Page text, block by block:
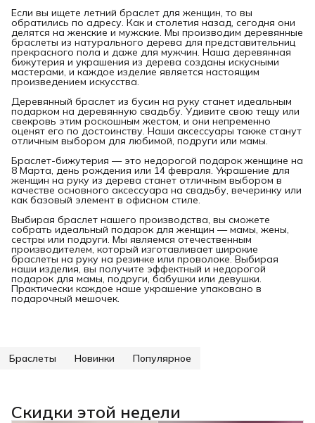
Если вы ищете летний браслет для женщин, то вы
обратились по адресу. Как и столетия назад, сегодня они
делятся на женские и мужские. Мы производим деревянные
браслеты из натурального дерева для представительниц
прекрасного пола и даже для мужчин. Наша деревянная
бижутерия и украшения из дерева созданы искусными
мастерами, и каждое изделие является настоящим
произведением искусства.
Деревянный браслет из бусин на руку станет идеальным
подарком на деревянную свадьбу. Удивите свою тещу или
свекровь этим роскошным жестом, и они непременно
оценят его по достоинству. Наши аксессуары также станут
отличным выбором для любимой, подруги или мамы.
Браслет-бижутерия — это недорогой подарок женщине на
8 Марта, день рождения или 14 февраля. Украшение для
женщин на руку из дерева станет отличным выбором в
качестве основного аксессуара на свадьбу, вечеринку или
как базовый элемент в офисном стиле.
Выбирая браслет нашего производства, вы сможете
собрать идеальный подарок для женщин — мамы, жены,
сестры или подруги. Мы являемся отечественным
производителем, который изготавливает широкие
браслеты на руку на резинке или проволоке. Выбирая
наши изделия, вы получите эффектный и недорогой
подарок для мамы, подруги, бабушки или девушки.
Практически каждое наше украшение упаковано в
подарочный мешочек.
Браслеты Новинки Популярное
Скидки этой недели